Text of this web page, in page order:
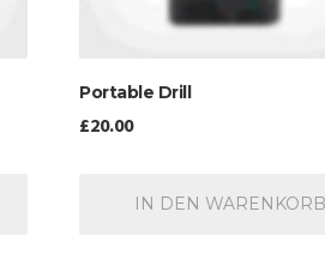
Portable Drill
£20.00
IN DEN